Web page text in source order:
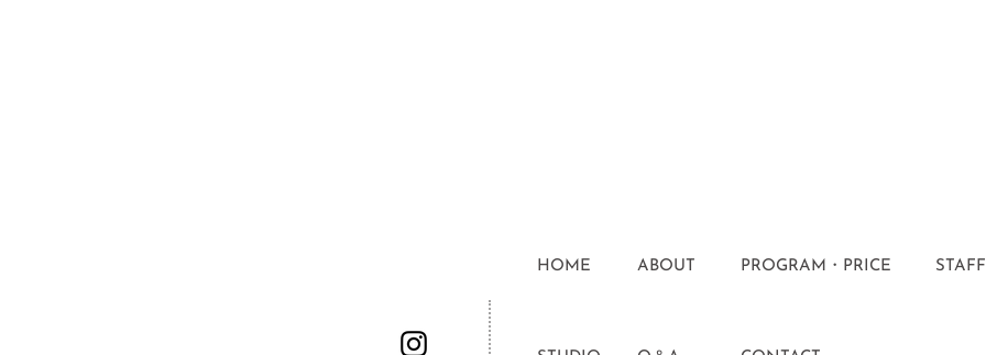
HOME ABOUT PROGRAM・PRICE STAFF